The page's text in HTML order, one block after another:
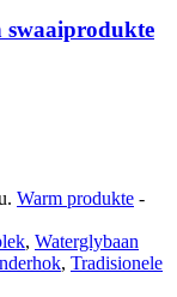
swaaiprodukte
Warm produkte -
, Waterglybaan
, Tradisionele